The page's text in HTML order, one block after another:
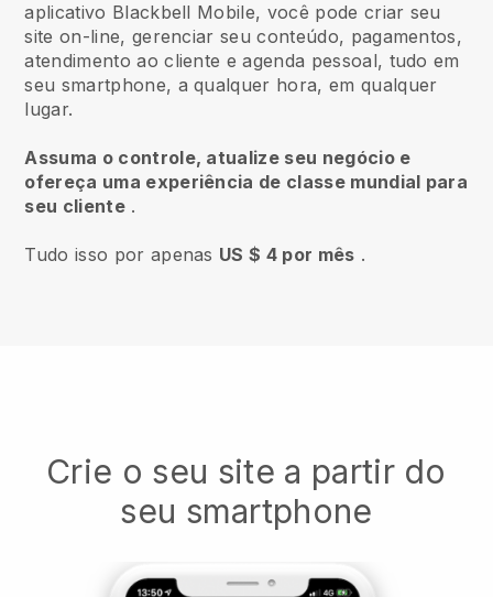
aplicativo Blackbell Mobile, você pode criar seu
site on-line, gerenciar seu conteúdo, pagamentos,
atendimento ao cliente e agenda pessoal, tudo em
seu smartphone, a qualquer hora, em qualquer
lugar.
Assuma o controle, atualize seu negócio e
ofereça uma experiência de classe mundial para
seu cliente.
Tudo isso por apenas US $ 4 por mês .
Crie o seu site a partir do
seu smartphone